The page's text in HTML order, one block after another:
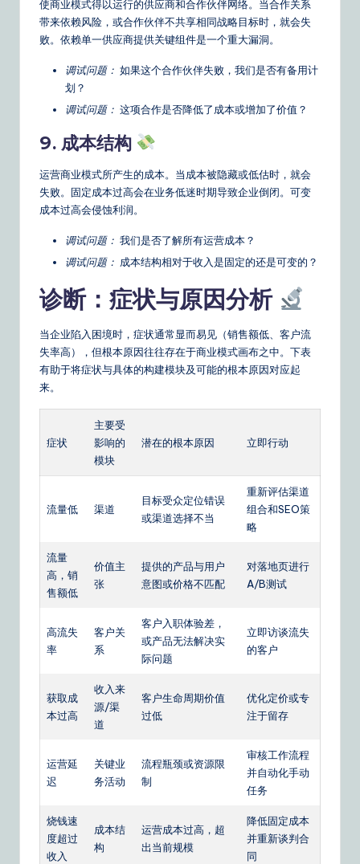
使商业模式得以运行的供应商和合作伙伴网络。当合作关系
带来依赖风险，或合作伙伴不共享相同战略目标时，就会失
败。依赖单一供应商提供关键组件是一个重大漏洞。
调试问题： 如果这个合作伙伴失败，我们是否有备用计
划？
调试问题： 这项合作是否降低了成本或增加了价值？
9. 成本结构
运营商业模式所产生的成本。当成本被隐藏或低估时，就会
失败。固定成本过高会在业务低迷时期导致企业倒闭。可变
成本过高会侵蚀利润。
调试问题： 我们是否了解所有运营成本？
调试问题： 成本结构相对于收入是固定的还是可变的？
诊断：症状与原因分析
当企业陷入困境时，症状通常显而易见（销售额低、客户流
失率高），但根本原因往往存在于商业模式画布之中。下表
有助于将症状与具体的构建模块及可能的根本原因对应起
来。
症状
主要受
影响的
模块
潜在的根本原因 立即行动
流量低 渠道
目标受众定位错误
或渠道选择不当
重新评估渠道
组合和SEO策
略
流量
高，销
售额低
价值主
张
提供的产品与用户
意图或价格不匹配
对落地页进行
A/B测试
高流失
率
客户关
系
客户入职体验差，
或产品无法解决实
际问题
立即访谈流失
的客户
获取成
本过高
收入来
源/渠
道
客户生命周期价值
过低
优化定价或专
注于留存
运营延
迟
关键业
务活动
流程瓶颈或资源限
制
审核工作流程
并自动化手动
任务
烧钱速
度超过
收入
成本结
构
运营成本过高，超
出当前规模
降低固定成本
并重新谈判合
同